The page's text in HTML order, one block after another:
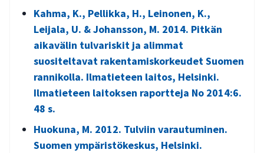
Kahma, K., Pellikka, H., Leinonen, K.,
Leijala, U. & Johansson, M. 2014. Pitkän
aikavälin tulvariskit ja alimmat
suositeltavat rakentamiskorkeudet Suomen
rannikolla. Ilmatieteen laitos, Helsinki.
Ilmatieteen laitoksen raportteja No 2014:6.
48 s.
Huokuna, M. 2012. Tulviin varautuminen.
Suomen ympäristökeskus, Helsinki.